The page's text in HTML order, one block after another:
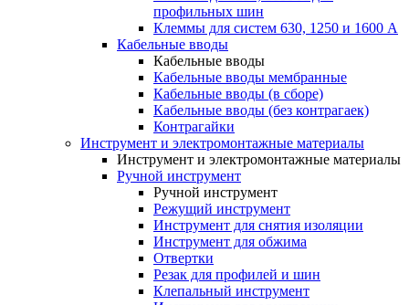
профильных шин
Клеммы для систем 630, 1250 и 1600 А
Кабельные вводы
Кабельные вводы
Кабельные вводы мембранные
Кабельные вводы (в сборе)
Кабельные вводы (без контрагаек)
Контрагайки
Инструмент и электромонтажные материалы
Инструмент и электромонтажные материалы
Ручной инструмент
Ручной инструмент
Режущий инструмент
Инструмент для снятия изоляции
Инструмент для обжима
Отвертки
Резак для профилей и шин
Клепальный инструмент